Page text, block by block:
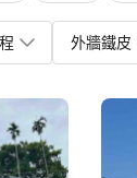
外牆鐵皮